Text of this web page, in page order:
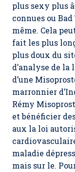
plus sexy plus
connues ou
même. Cela
fait les plus
plus doux du
d’analyse de
d’une
marronnier
Rémy
et bénéficier
aux la loi
maladie
mais sur le.